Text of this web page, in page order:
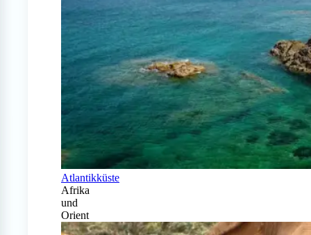
Atlantikküste
Afrika
und
Orient